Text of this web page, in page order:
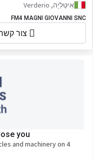
אִיטַלִיָה, Verderio
FM4 MAGNI GIOVANNI SNC
צור
you!
and machinery on